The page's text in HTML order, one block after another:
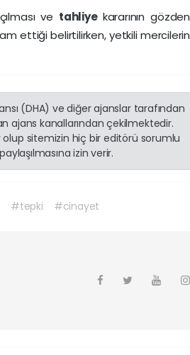
ve tahliye kararının gözden
ettiği belirtilirken, yetkili mercilerin
(DHA) ve diğer ajanslar tarafından
ajans kanallarından çekilmektedir.
sitemizin hiç bir editörü sorumlu
izin verir.
#tepki #cinayet